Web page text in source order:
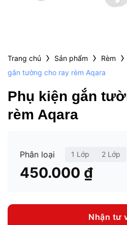
Trang chủ › Sản phẩm › Rèm ›
gắn tường cho ray rèm Aqara
Phụ kiện gắn
rèm Aqara
Phân loại 1 Lớp 2 Lớp
450.000 ₫
Nhận tư